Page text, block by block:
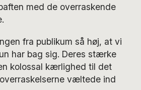
med de overraskende
fra publikum så høj, at vi
har bag sig. Deres stærke
kolossal kærlighed til det
væltede ind